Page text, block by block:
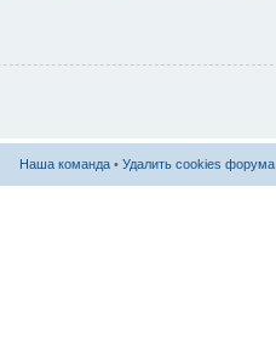
Наша команда • Удалить cookies форума